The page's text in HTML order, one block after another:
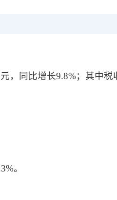
，同比增长9.8%；其中
。